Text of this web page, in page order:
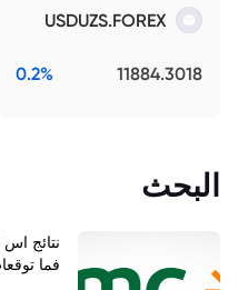
USDUZS.FOREX
11884.3018
0.2%
البحث
فما